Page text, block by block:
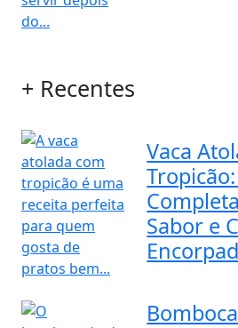
+ Recentes
Vaca
Sabor e